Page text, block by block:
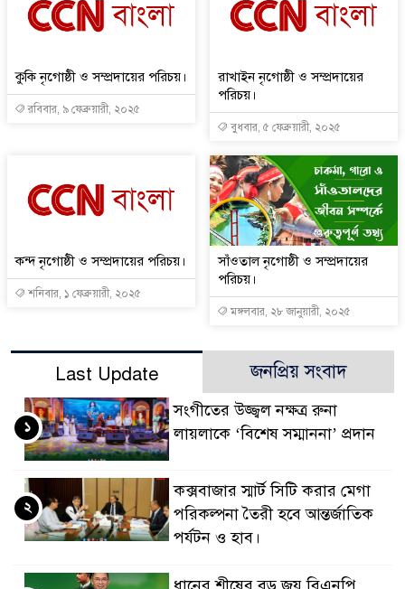
কুকি নৃগোষ্ঠী ও সম্প্রদায়ের পরিচয়।
রবিবার, ৯ ফেব্রুয়ারী, ২০২৫
রাখাইন নৃগোষ্ঠী ও সম্প্রদায়ের
পরিচয়।
বুধবার, ৫ ফেব্রুয়ারী, ২০২৫
কন্দ নৃগোষ্ঠী ও সম্প্রদায়ের পরিচয়।
শনিবার, ১ ফেব্রুয়ারী, ২০২৫
সাঁওতাল নৃগোষ্ঠী ও সম্প্রদায়ের
পরিচয়।
মঙ্গলবার, ২৮ জানুয়ারী, ২০২৫
Last Update জনপ্রিয় সংবাদ
সংগীতের উজ্জ্বল নক্ষত্র রুনা
লায়লাকে ‘বিশেষ সম্মাননা’ প্রদান
১
কক্সবাজার স্মার্ট সিটি করার মেগা
পরিকল্পনা তৈরী হবে আন্তর্জাতিক
পর্যটন ও হাব।
২
ধানের শীষের বড় জয় বিএনপি